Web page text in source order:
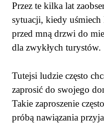
Przez te kilka lat
sytuacji, kiedy uśmiech
przed mną drzwi do
dla zwykłych turystów.
Tutejsi ludzie często
zaprosić do swojego
Takie zaproszenie
próbą nawiązania